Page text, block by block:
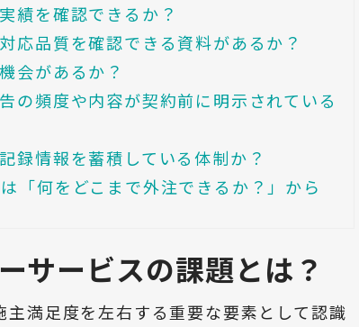
績を確認できるか？
応品質を確認できる資料があるか？
会があるか？
の頻度や内容が契約前に明示されている
録情報を蓄積している体制か？
「何をどこまで外注できるか？」から
サービスの課題とは？
満足度を左右する重要な要素として認識